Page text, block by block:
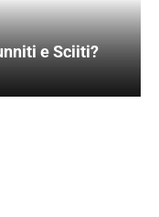
e Sciiti?